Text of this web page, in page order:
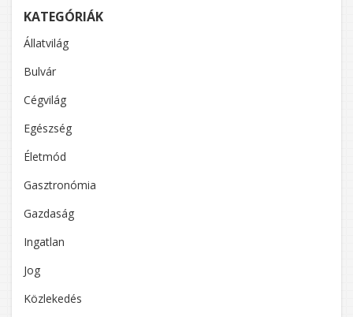
KATEGÓRIÁK
Állatvilág
Bulvár
Cégvilág
Egészség
Életmód
Gasztronómia
Gazdaság
Ingatlan
Jog
Közlekedés